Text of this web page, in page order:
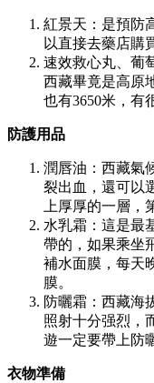
紅景天：是預防
以直接去藥店購
速效救心丸、葡
西藏畢竟是高原
也有3650米，有
防護用品
潤唇油：西藏氣
裂出血，還可以
上厚厚的一層，
水乳霜：這是最
帶的，如果乘坐
補水面膜，每天
膜。
防曬霜：西藏海
照射十分强烈，
遊一定要帶上防
衣物準備